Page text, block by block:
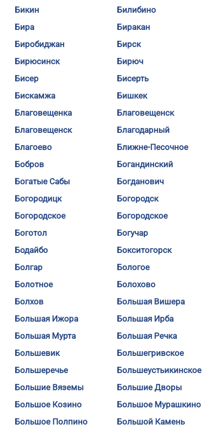
Бикин
Билибино
Бира
Биракан
Биробиджан
Бирск
Бирюсинск
Бирюч
Бисер
Бисерть
Бискамжа
Бишкек
Благовещенка
Благовещенск
Благовещенск
Благодарный
Благоево
Ближне-Песочное
Бобров
Богандинский
Богатые Сабы
Богданович
Богородицк
Богородск
Богородское
Богородское
Боготол
Богучар
Бодайбо
Бокситогорск
Болгар
Бологое
Болотное
Болохово
Болхов
Большая Вишера
Большая Ижора
Большая Ирба
Большая Мурта
Большая Речка
Большевик
Большегривское
Большеречье
Большеустьикинское
Большие Вяземы
Большие Дворы
Большое Козино
Большое Мурашкино
Большое Полпино
Большой Камень